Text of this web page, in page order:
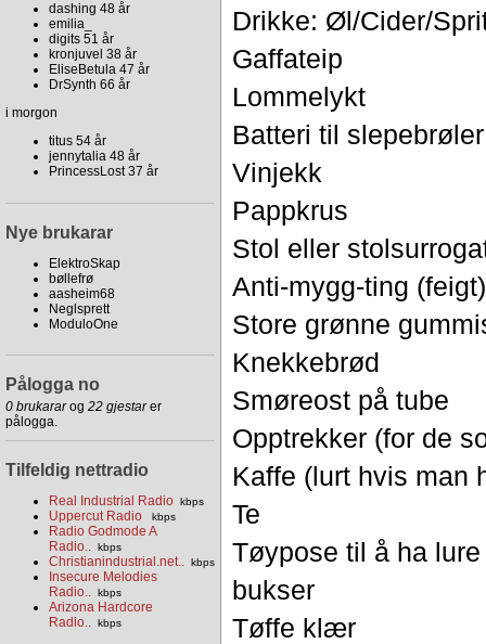
dashing 48 år
emilia_
digits 51 år
kronjuvel 38 år
EliseBetula 47 år
DrSynth 66 år
i morgon
titus 54 år
jennytalia 48 år
PrincessLost 37 år
Nye brukarar
ElektroSkap
bøllefrø
aasheim68
Neglsprett
ModuloOne
Pålogga no
0 brukararog 22 gjestarer
pålogga.
Tilfeldig nettradio
Real Industrial Radio kbps
Uppercut Radio kbps
Radio Godmode A
Radio.. kbps
Christianindustrial.net.. kbps
Insecure Melodies
Radio.. kbps
Arizona Hardcore
Radio.. kbps
Drikke: Øl/Cider/
Gaffateip
Lommelykt
Batteri til
Vinjekk
Pappkrus
Stol eller
Anti-mygg-ting (feigt)
Store grønne
Knekkebrød
Smøreost på tube
Opptrekker (for de
Kaffe (lurt hvis man
Te
Tøypose til å ha
bukser
Tøffe klær